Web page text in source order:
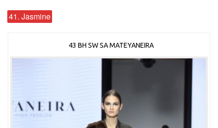
41. Jasmine
43 BH SW SA MATEYANEIRA